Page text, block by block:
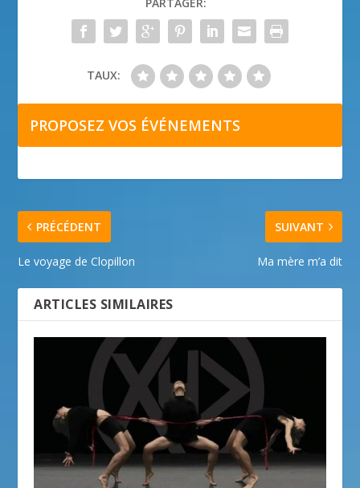
PARTAGER:
TAUX:
PROPOSEZ VOS ÉVÉNEMENTS
PRÉCÉDENT
Le voyage de Clopillon
SUIVANT
Ma mère m’a dit
ARTICLES SIMILAIRES